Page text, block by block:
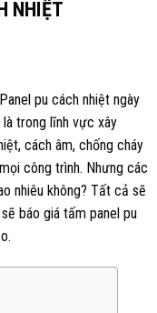
NHIỆT
Panel pu cách nhiệt ngày
trong lĩnh vực xây
cách âm, chống cháy
công trình. Nhưng các
nhiêu không? Tất cả sẽ
sẽ báo giá tấm panel pu